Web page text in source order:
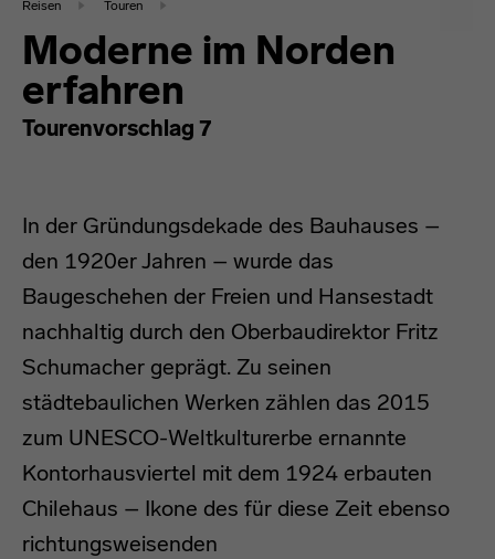
Reisen Touren
Moderne im Norden
erfahren
Tourenvorschlag 7
In der Gründungsdekade des Bauhauses –
den 1920er Jahren – wurde das
Baugeschehen der Freien und Hansestadt
nachhaltig durch den Oberbaudirektor Fritz
Schumacher geprägt. Zu seinen
städtebaulichen Werken zählen das 2015
zum UNESCO-Weltkulturerbe ernannte
Kontorhausviertel mit dem 1924 erbauten
Chilehaus – Ikone des für diese Zeit ebenso
richtungsweisenden